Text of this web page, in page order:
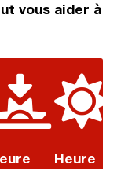
vous aider à
Heure